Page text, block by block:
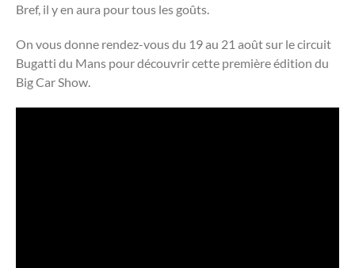
Bref, il y en aura pour tous les goûts.
On vous donne rendez-vous du 19 au 21 août sur le circuit
Bugatti du Mans pour découvrir cette première édition du
Big Car Show.